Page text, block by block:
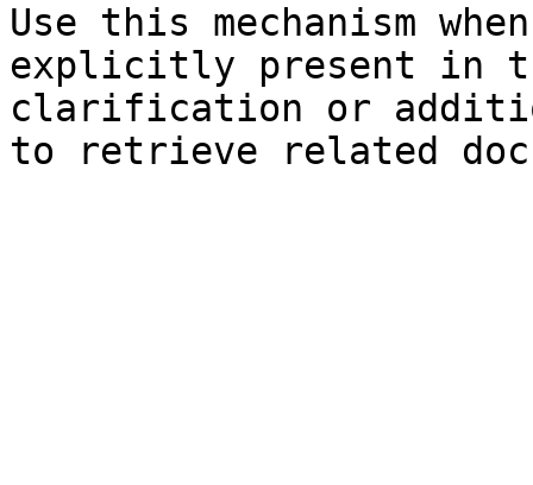
Use this mechanism
explicitly present in
clarification or